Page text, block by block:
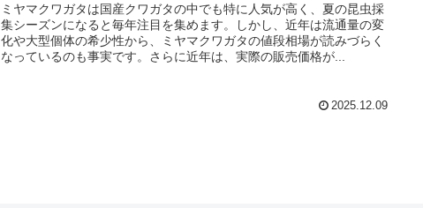
ミヤマクワガタは国産クワガタの中でも特に人気が高く、夏の昆虫採
集シーズンになると毎年注目を集めます。しかし、近年は流通量の変
化や大型個体の希少性から、ミヤマクワガタの値段相場が読みづらく
なっているのも事実です。さらに近年は、実際の販売価格が...
2025.12.09